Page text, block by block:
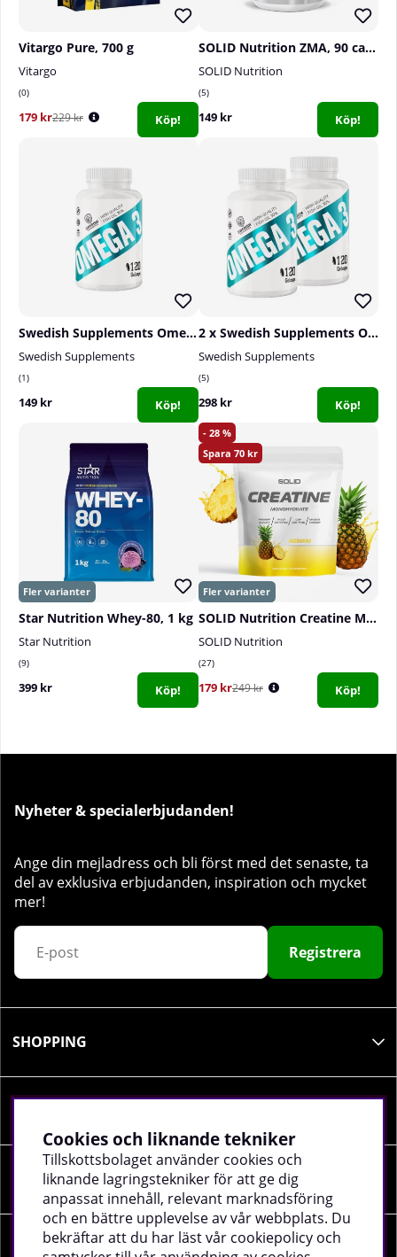
Vitargo Pure, 700 g
Vitargo
0
179 kr229 kr Köp!
SOLID Nutrition ZMA, 90 caps
SOLID Nutrition
5
149 kr Köp!
Swedish Supplements Omega-3, 120 caps
Swedish Supplements
1
149 kr Köp!
2 x Swedish Supplements Omega-3, 120 caps
Swedish Supplements
5
298 kr Köp!
Star Nutrition Whey-80, 1 kg
Star Nutrition
9
399 kr Köp!
28
70
SOLID Nutrition Creatine Monohydrate, 400 g
SOLID Nutrition
27
179 kr249 kr Köp!
Nyheter & specialerbjudanden!
Ange din mejladress och bli först med det senaste, ta
del av exklusiva erbjudanden, inspiration och mycket
mer!
Registrera
SHOPPING
SOCIALA MEDIER
FÖRETAGSUPPGIFTER
Cookies och liknande tekniker
Tillskottsbolaget använder cookies och
liknande lagringstekniker för att ge dig
anpassat innehåll, relevant marknadsföring
och en bättre upplevelse av vår webbplats. Du
bekräftar att du har läst vår cookiepolicy och